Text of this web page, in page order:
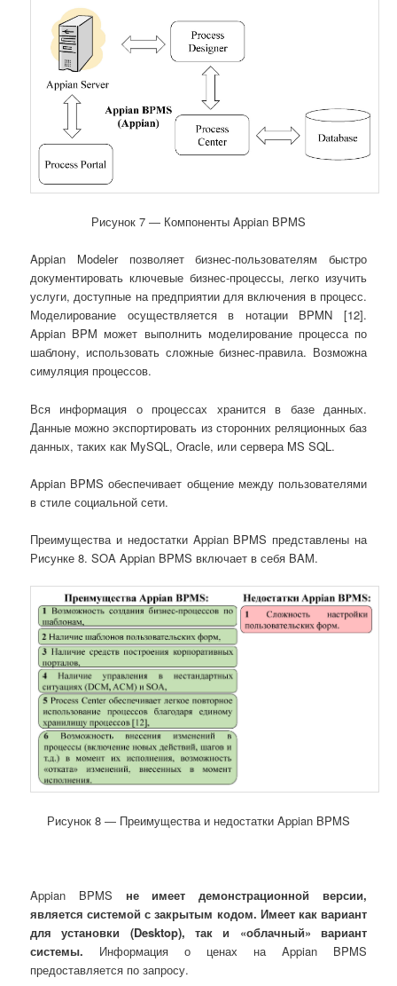
Рисунок 7 ― Компоненты Appian BPMS
Appian Modeler позволяет бизнес-пользователям быстро
документировать ключевые бизнес-процессы, легко изучить
услуги, доступные на предприятии для включения в процесс.
Моделирование осуществляется в нотации BPMN [12].
Appian BPM может выполнить моделирование процесса по
шаблону, использовать сложные бизнес-правила. Возможна
симуляция процессов.
Вся информация о процессах хранится в базе данных.
Данные можно экспортировать из сторонних реляционных баз
данных, таких как MySQL, Oracle, или сервера MS SQL.
Appian BPMS обеспечивает общение между пользователями
в стиле социальной сети.
Преимущества и недостатки Appian BPMS представлены на
Рисунке 8. SOA Appian BPMS включает в себя BAM.
Рисунок 8 ― Преимущества и недостатки Appian BPMS
Appian BPMS не имеет демонстрационной версии,
является системой с закрытым кодом. Имеет как вариант
для установки (Desktop), так и «облачный» вариант
системы. Информация о ценах на Appian BPMS
предоставляется по запросу.